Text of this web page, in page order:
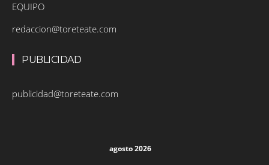
EQUIPO
redaccion@toreteate.com
PUBLICIDAD
publicidad@toreteate.com
agosto 2026